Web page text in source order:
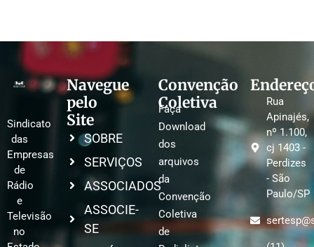
Sindicato
das
Empresas
de
Rádio
e
Televisão
no
Navegue
pelo
Site
SOBRE
SERVIÇOS
ASSOCIADOS
ASSOCIE-
SE
Convenção
Coletiva
Faça
Download
dos
arquivos
da
Convenção
Coletiva
de
Rua
Apinajés,
nº 1.100,
cj 1403 -
Perdizes
- São
Paulo/SP